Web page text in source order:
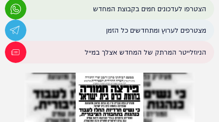
הצטרפו לעדכונים חמים בקבוצת המחדש
מצטרפים לערוץ ומתחדשים כל הזמן
הניוזלייטר המרתק של המחדש אצלך במייל